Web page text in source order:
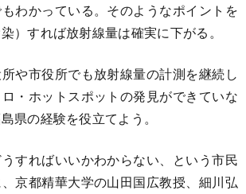
わかっている。そのようなポイントを
）すれば放射線量は確実に下がる。
や市役所でも放射線量の計測を継続し
・ホットスポットの発見ができていな
県の経験を役立てよう。
すればいいかわからない、という市民
京都精華大学の山田国広教授、細川弘